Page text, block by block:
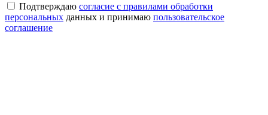
Подтверждаю согласие с правилами обработки
персональных данных и принимаю пользовательское
соглашение